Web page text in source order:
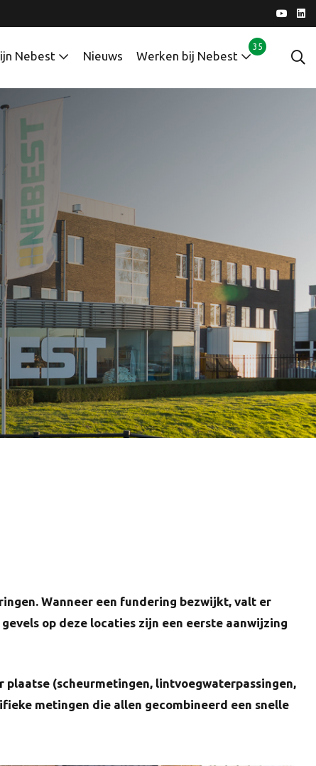
35
Nebest Nieuws Werken bij Nebest
Wanneer een fundering bezwijkt, valt er
op deze locaties zijn een eerste aanwijzing
(scheurmetingen, lintvoegwaterpassingen,
metingen die allen gecombineerd een snelle